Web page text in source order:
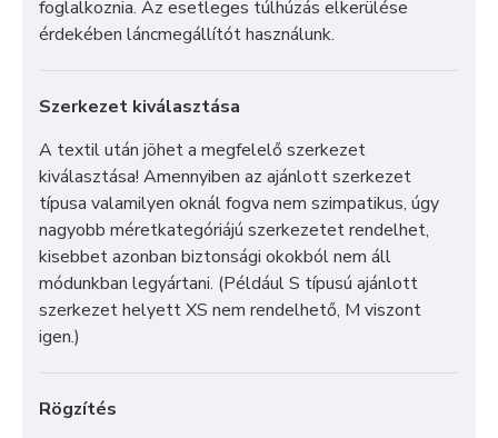
foglalkoznia. Az esetleges túlhúzás elkerülése
érdekében láncmegállítót használunk.
Szerkezet kiválasztása
A textil után jöhet a megfelelő szerkezet
kiválasztása! Amennyiben az ajánlott szerkezet
típusa valamilyen oknál fogva nem szimpatikus, úgy
nagyobb méretkategóriájú szerkezetet rendelhet,
kisebbet azonban biztonsági okokból nem áll
módunkban legyártani. (Például S típusú ajánlott
szerkezet helyett XS nem rendelhető, M viszont
igen.)
Rögzítés